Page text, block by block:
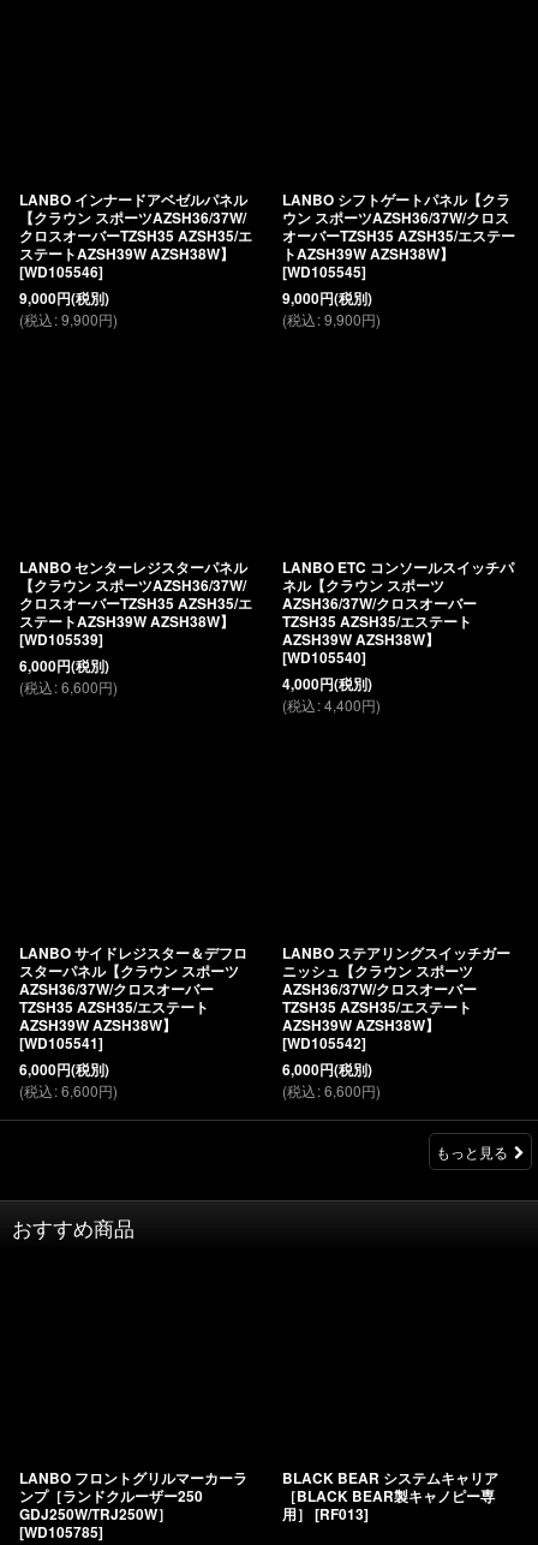
LANBO インナードアベゼルパネル
【クラウン スポーツAZSH36/37W/
クロスオーバーTZSH35 AZSH35/エ
ステートAZSH39W AZSH38W】
[WD105546]
9,000円(税別)
(税込:9,900円)
LANBO シフトゲートパネル【クラ
ウン スポーツAZSH36/37W/クロス
オーバーTZSH35 AZSH35/エステー
トAZSH39W AZSH38W】
[WD105545]
9,000円(税別)
(税込:9,900円)
LANBO センターレジスターパネル
【クラウン スポーツAZSH36/37W/
クロスオーバーTZSH35 AZSH35/エ
ステートAZSH39W AZSH38W】
[WD105539]
6,000円(税別)
(税込:6,600円)
LANBO ETC コンソールスイッチパ
ネル【クラウン スポーツ
AZSH36/37W/クロスオーバー
TZSH35 AZSH35/エステート
AZSH39W AZSH38W】
[WD105540]
4,000円(税別)
(税込:4,400円)
LANBO サイドレジスター＆デフロ
スターパネル【クラウン スポーツ
AZSH36/37W/クロスオーバー
TZSH35 AZSH35/エステート
AZSH39W AZSH38W】
[WD105541]
6,000円(税別)
(税込:6,600円)
LANBO ステアリングスイッチガー
ニッシュ【クラウン スポーツ
AZSH36/37W/クロスオーバー
TZSH35 AZSH35/エステート
AZSH39W AZSH38W】
[WD105542]
6,000円(税別)
(税込:6,600円)
もっと見る
おすすめ商品
LANBO フロントグリルマーカーラ
ンプ［ランドクルーザー250
GDJ250W/TRJ250W］
[WD105785]
BLACK BEAR システムキャリア
［BLACK BEAR製キャノピー専
用］ [RF013]